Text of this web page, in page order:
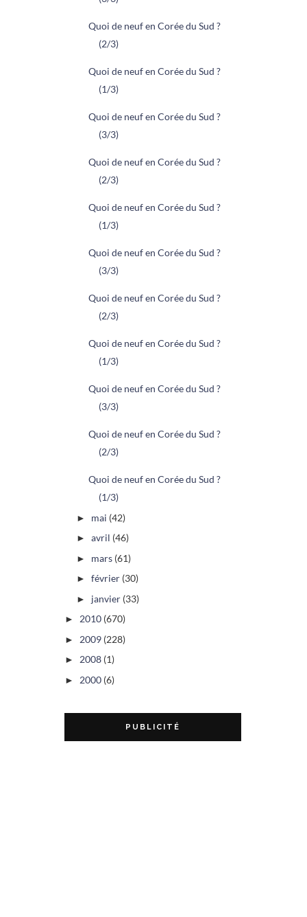
Quoi de neuf en Corée du Sud ?
(2/3)
Quoi de neuf en Corée du Sud ?
(1/3)
Quoi de neuf en Corée du Sud ?
(3/3)
Quoi de neuf en Corée du Sud ?
(2/3)
Quoi de neuf en Corée du Sud ?
(1/3)
Quoi de neuf en Corée du Sud ?
(3/3)
Quoi de neuf en Corée du Sud ?
(2/3)
Quoi de neuf en Corée du Sud ?
(1/3)
Quoi de neuf en Corée du Sud ?
(3/3)
Quoi de neuf en Corée du Sud ?
(2/3)
Quoi de neuf en Corée du Sud ?
(1/3)
► mai (42)
► avril (46)
► mars (61)
► février (30)
► janvier (33)
► 2010 (670)
► 2009 (228)
► 2008 (1)
► 2000 (6)
PUBLICITÉ